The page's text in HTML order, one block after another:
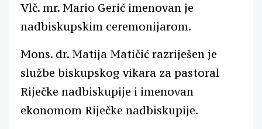
Vlč. mr. Mario Gerić imenovan je
nadbiskupskim ceremonijarom.
Mons. dr. Matija Matičić razriješen je
službe biskupskog vikara za pastoral
Riječke nadbiskupije i imenovan
ekonomom Riječke nadbiskupije.